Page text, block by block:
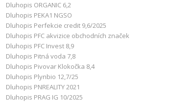
Dluhopis ORGANIC 6,2
Dluhopis PEKA1 NGSO
Dluhopis Perfekcie credit 9,6/2025
Dluhopis PFC akvizice obchodních značek
Dluhopis PFC Invest 8,9
Dluhopis Pitná voda 7,8
Dluhopis Pivovar Klokočka 8,4
Dluhopis Plynbio 12,7/25
Dluhopis PNREALITY 2021
Dluhopis PRAG IG 10/2025